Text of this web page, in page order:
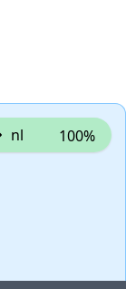
nl 100%